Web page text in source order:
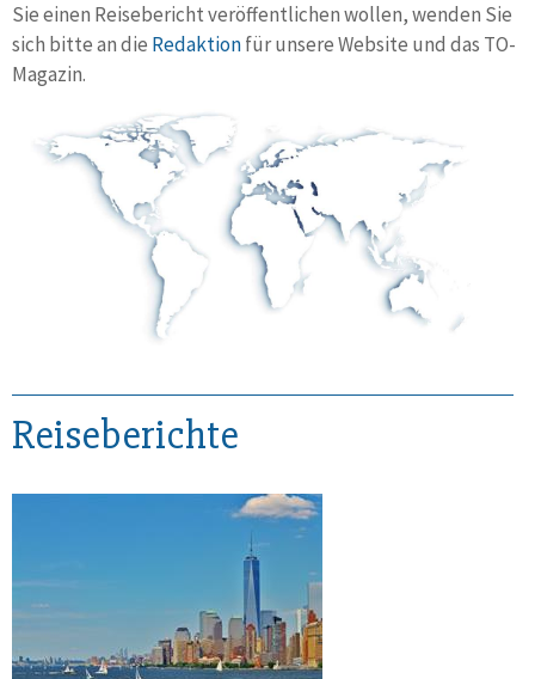
Sie einen Reisebericht veröffentlichen wollen, wenden Sie
sich bitte an die Redaktionfür unsere Website und das TO-
Magazin.
Reiseberichte